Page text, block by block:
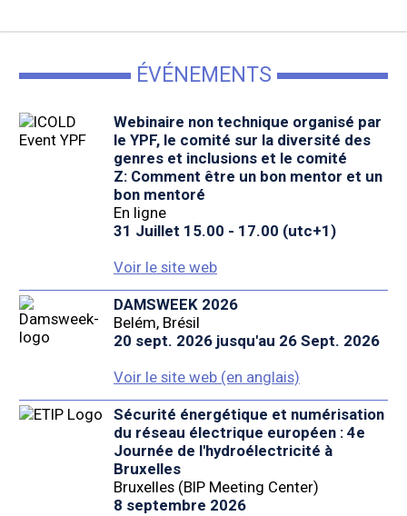
ÉVÉNEMENTS
Webinaire non technique organisé par
le YPF, le comité sur la diversité des
genres et inclusions et le comité
Z: Comment être un bon mentor et un
bon mentoré
En ligne
31 Juillet 15.00 - 17.00 (utc+1)
Voir le site web
DAMSWEEK 2026
Belém, Brésil
20 sept. 2026 jusqu'au 26 Sept. 2026
Voir le site web (en anglais)
Sécurité énergétique et numérisation
du réseau électrique européen : 4e
Journée de l'hydroélectricité à
Bruxelles
Bruxelles (BIP Meeting Center)
8 septembre 2026